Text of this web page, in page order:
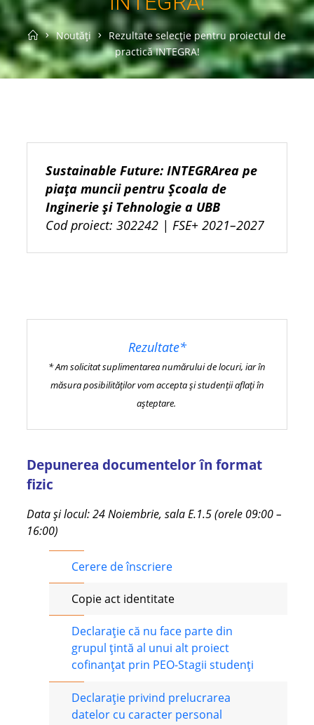
HomeNoutăți
Rezultate selecție pentru proiectul de
practică INTEGRA!
Sustainable Future: INTEGRArea pe
piața muncii pentru Școala de
Inginerie și Tehnologie a UBB
Cod proiect: 302242 | FSE+ 2021–2027
Rezultate*
* Am solicitat suplimentarea numărului de locuri, iar în
măsura posibilităților vom accepta și studenții aflați în
așteptare.
Depunerea documentelor în format
fizic
Data și locul: 24 Noiembrie, sala E.1.5 (orele 09:00 –
16:00)
Cerere de înscriere
Copie act identitate
Declarație că nu face parte din
grupul țintă al unui alt proiect
cofinanțat prin PEO-Stagii studenți
Declarație privind prelucrarea
datelor cu caracter personal